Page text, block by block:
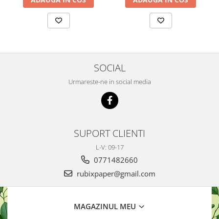
SOCIAL
Urmareste-ne in social media
SUPORT CLIENTI
L-V: 09-17
0771482660
rubixpaper@gmail.com
MAGAZINUL MEU